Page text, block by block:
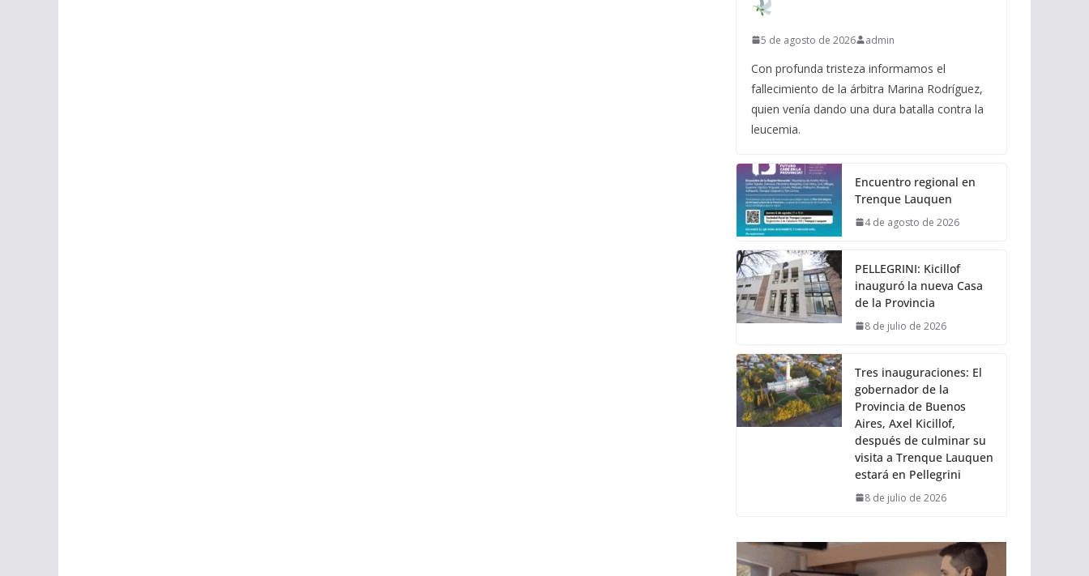
5 de agosto de 2026 admin
Con profunda tristeza informamos el
fallecimiento de la árbitra Marina Rodríguez,
quien venía dando una dura batalla contra la
leucemia.
Encuentro regional en
Trenque Lauquen
4 de agosto de 2026
PELLEGRINI: Kicillof
inauguró la nueva Casa
de la Provincia
8 de julio de 2026
Tres inauguraciones: El
gobernador de la
Provincia de Buenos
Aires, Axel Kicillof,
después de culminar su
visita a Trenque Lauquen
estará en Pellegrini
8 de julio de 2026